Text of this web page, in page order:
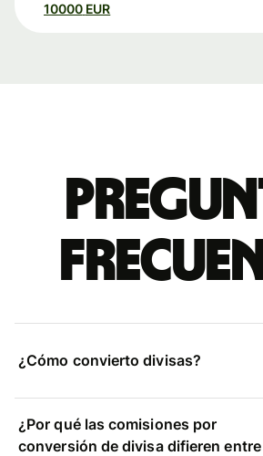
10000 EUR
¿Cómo convierto divisas?
¿Por qué las comisiones por
conversión de divisa difieren entre